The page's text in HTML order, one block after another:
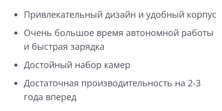
Привлекательный дизайн и удобный корпус
Очень большое время автономной работы
и быстрая зарядка
Достойный набор камер
Достаточная производительность на 2-3
года вперед